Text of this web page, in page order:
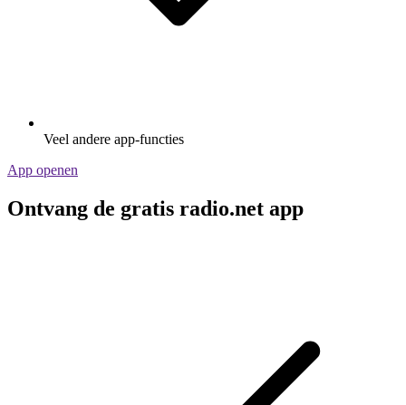
Veel andere app-functies
App openen
Ontvang de gratis radio.net app